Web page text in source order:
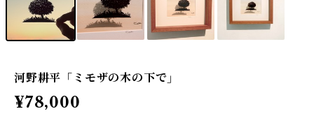
河野耕平「ミモザの木の下で」
¥78,000